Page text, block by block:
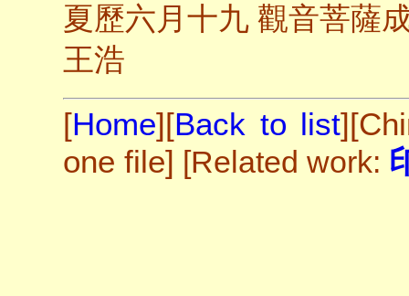
夏歷六月十九 觀音菩薩
王浩
[Home][Back to list][
one file] [Related work: